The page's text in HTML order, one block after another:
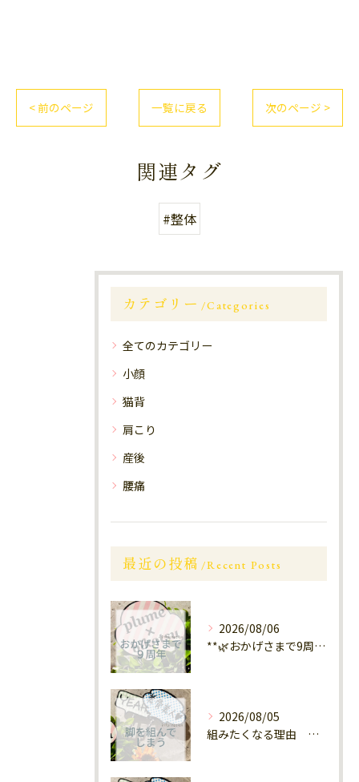
< 前のページ 一覧に戻る 次のページ >
関連タグ
#整体
カテゴリー Categories
全てのカテゴリー
小顔
猫背
肩こり
産後
腰痛
最近の投稿 Recent Posts
2026/08/06
**🌿おかげさまで9周年🌿** 大橋
2026/08/05
組みたくなる理由 福岡大橋南